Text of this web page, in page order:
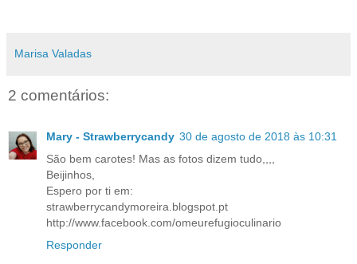
Marisa Valadas
2 comentários:
Mary - Strawberrycandy 30 de agosto de 2018 às 10:31
São bem carotes! Mas as fotos dizem tudo,,,,
Beijinhos,
Espero por ti em:
strawberrycandymoreira.blogspot.pt
http://www.facebook.com/omeurefugioculinario
Responder